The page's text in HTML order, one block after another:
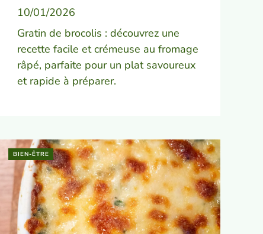
10/01/2026
Gratin de brocolis : découvrez une
recette facile et crémeuse au fromage
râpé, parfaite pour un plat savoureux
et rapide à préparer.
BIEN-ÊTRE